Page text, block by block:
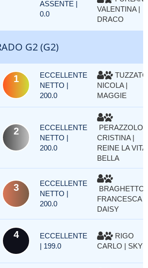
ASSENTE |
0.0
VALENTINA |
DRACO
G2 (G2)
1
ECCELLENTE
NETTO |
200.0
TUZZATO
NICOLA |
MAGGIE
2
ECCELLENTE
NETTO |
200.0
PERAZZOLO
CRISTINA |
REINE LA
BELLA
3
ECCELLENTE
NETTO |
200.0
BRAGHETTO
FRANCESCA |
DAISY
4
ECCELLENTE
| 199.0
RIGO
CARLO | SKY